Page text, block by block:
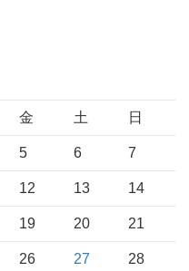
金 土 日
5 6 7
12 13 14
19 20 21
26 27 28